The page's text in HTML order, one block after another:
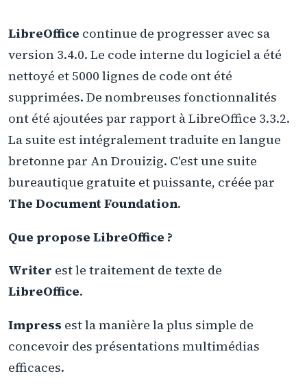
LibreOffice continue de progresser avec sa
version 3.4.0. Le code interne du logiciel a été
nettoyé et 5000 lignes de code ont été
supprimées. De nombreuses fonctionnalités
ont été ajoutées par rapport à LibreOffice 3.3.2.
La suite est intégralement traduite en langue
bretonne par An Drouizig. C'est une suite
bureautique gratuite et puissante, créée par
The Document Foundation.
Que propose LibreOffice ?
Writer est le traitement de texte de
LibreOffice.
Impress est la manière la plus simple de
concevoir des présentations multimédias
efficaces.